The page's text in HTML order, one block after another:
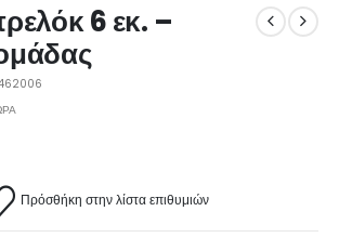
6 εκ. –
Πρόσθήκη στην λίστα επιθυμιών